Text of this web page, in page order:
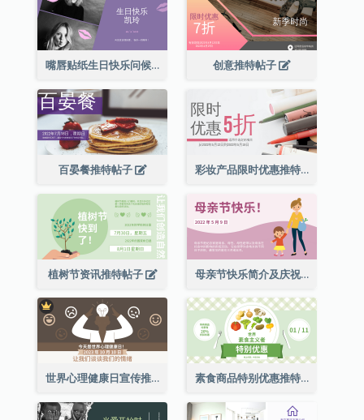
嘴唇贴纸生日快乐问候推特帖子 创意推特帖子
百晏餐推特帖子 彩妆产品限时优惠推特帖子
植树节资讯推特帖子 母亲节快乐简介及庆祝推特帖子
世界心理健康日宣传推特帖子 素食商品特别优惠推特帖子